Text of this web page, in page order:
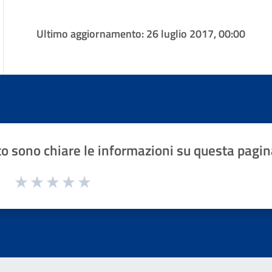
Ultimo aggiornamento:26 luglio 2017, 00:00
sono chiare le informazioni su questa
1 a 5 stelle la pagina